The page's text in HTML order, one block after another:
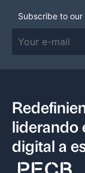
Subscribe to
liderando
digital a